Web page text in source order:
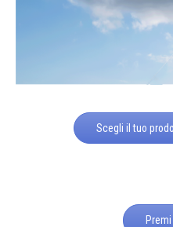
Scegli il tuo